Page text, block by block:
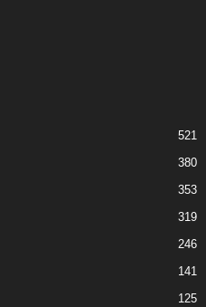
521
380
353
319
246
141
125